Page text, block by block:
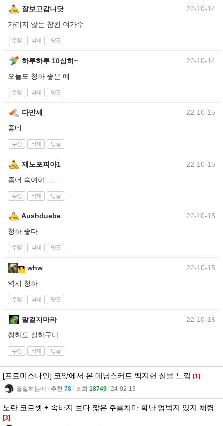
잘보고갑니닷
22-10-14
가리지 않는 참된 여가수
수정 삭제 답글
하루하루 10심히~
22-10-14
오늘도 청하 좋은 예
수정 삭제 답글
다만세
22-10-15
좋네
수정 삭제 답글
제노포피아1
22-10-15
좀더 숙여야,,,,,,
수정 삭제 답글
Aushduebe
22-10-15
청하 좋다
수정 삭제 답글
whw
22-10-15
역시 청하
수정 삭제 답글
말걸지마라
22-10-16
청하도 실하구나
수정 삭제 답글
[프로미스나인] 코앞에서 본 데님스커트 백지헌 실물 느낌 [1]
열일하는매 l 추천 78 l 조회 18749 l 24-02-13
노란 코르셋 + 속바지 보다 짧은 주름치마 화난 엉벅지 있지 채령
[3]